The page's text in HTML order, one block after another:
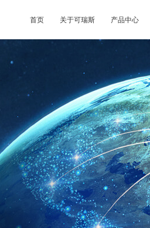
首页 关于可瑞斯 产品中心